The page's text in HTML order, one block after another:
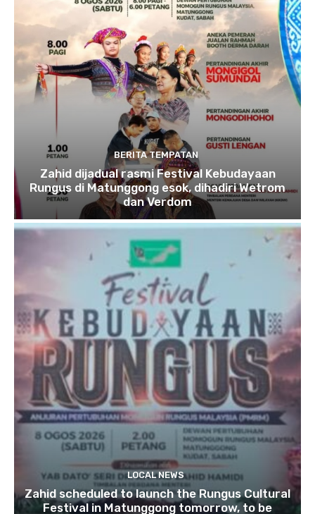
BERITA TEMPATAN
Zahid dijadual rasmi Festival Kebudayaan
Rungus di Matunggong esok, dihadiri Wetrom
dan Verdom
LOCAL NEWS
Zahid scheduled to launch the Rungus Cultural
Festival in Matunggong tomorrow, to be